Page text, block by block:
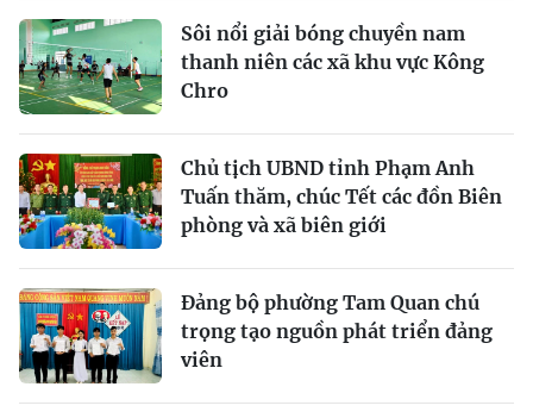
Sôi nổi giải bóng chuyền nam
thanh niên các xã khu vực Kông
Chro
Chủ tịch UBND tỉnh Phạm Anh
Tuấn thăm, chúc Tết các đồn Biên
phòng và xã biên giới
Đảng bộ phường Tam Quan chú
trọng tạo nguồn phát triển đảng
viên